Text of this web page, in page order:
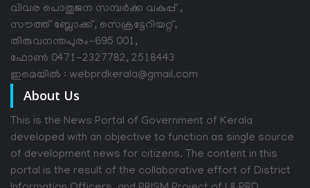
വിവര പൊതുജന സമ്പര്‍ക്ക വകുപ്പ് ,
സൗത്ത് ബ്ലോക്ക്, സെക്രട്ടേറിയറ്റ്,
തിരുവനന്തപുരം-695 001,
ഫോൺ 0471-2327782, 2518443
ഇമെയിൽ : webprdkerala@gmail.com
About Us
This is the News Portal of Government of Kerala
developed with an objective to function as single source
of development news for citizens. The content in this
portal is the result of the collaborative effort of District